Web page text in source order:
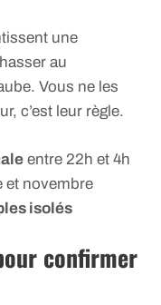
une
au
Vous ne les
c’est leur règle.
entre 22h et 4h
et novembre
isolés
confirmer